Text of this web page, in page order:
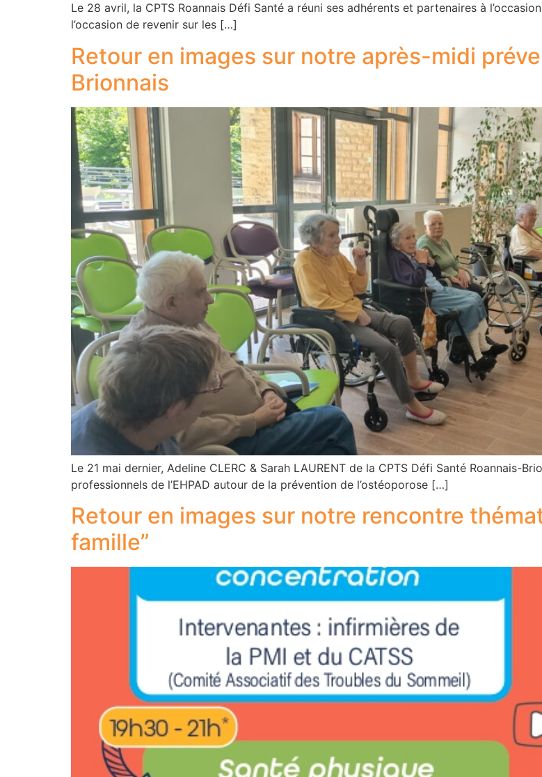
Le 28 avril, la CPTS Roannais Défi Santé a réuni ses adhérents et partenaires à
l’occasion de revenir sur les […]
Retour en images sur notre après-midi
Brionnais
Le 21 mai dernier, Adeline CLERC & Sarah LAURENT de la CPTS Défi Santé Roannais-
professionnels de l’EHPAD autour de la prévention de l’ostéoporose […]
Retour en images sur notre rencontre
famille”